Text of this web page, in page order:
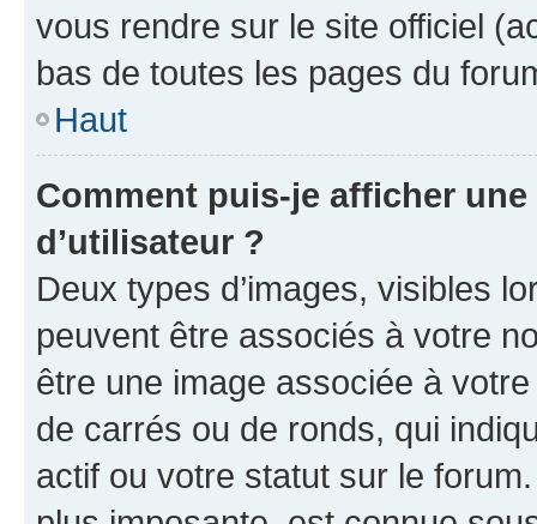
vous rendre sur le site officiel
bas de toutes les pages du
Haut
Comment puis-je afficher
d’utilisateur ?
Deux types d’images, visibles
peuvent être associés à votre
être une image associée à
de carrés ou de ronds, qui
actif ou votre statut sur le